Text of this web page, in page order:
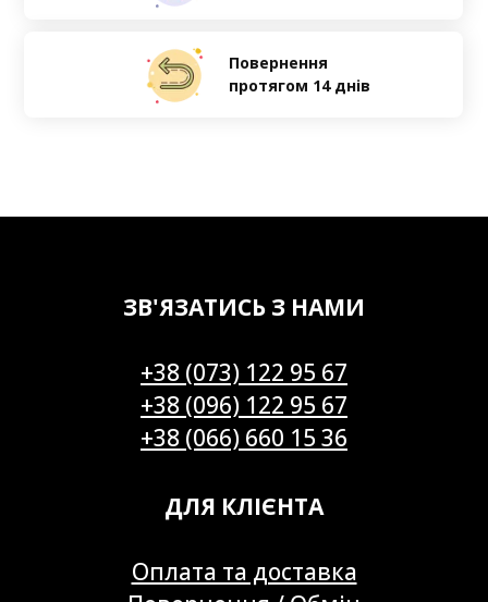
Повернення
протягом 14 днів
ЗВ'ЯЗАТИСЬ З НАМИ
+38 (073) 122 95 67
+38 (096) 122 95 67
+38 (066) 660 15 36
ДЛЯ КЛІЄНТА
Оплата та доставка